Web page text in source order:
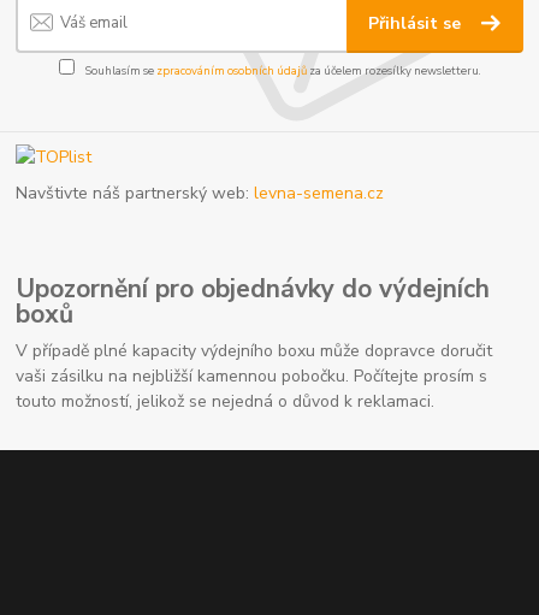
Přihlásit se
Souhlasím se zpracováním osobních údajůza účelem rozesílky newsletteru.
Navštivte náš partnerský web:levna-semena.cz
Upozornění pro objednávky do výdejních
boxů
V případě plné kapacity výdejního boxu může dopravce doručit
vaši zásilku na nejbližší kamennou pobočku. Počítejte prosím s
touto možností, jelikož se nejedná o důvod k reklamaci.